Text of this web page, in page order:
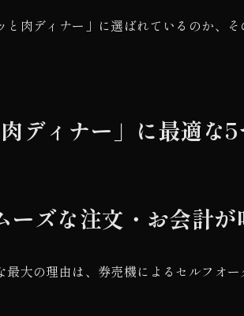
肉ディナー」に選ばれているのか、
ディナー」に最適な
ズな注文・お会計が
大の理由は、券売機によるセルフオ